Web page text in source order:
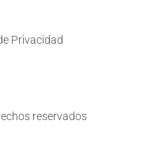
Privacidad
reservados